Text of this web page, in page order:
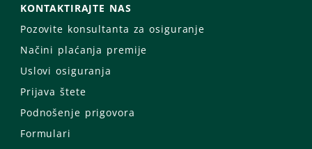
KONTAKTIRAJTE NAS
Pozovite konsultanta za osiguranje
Načini plaćanja premije
Uslovi osiguranja
Prijava štete
Podnošenje prigovora
Formulari